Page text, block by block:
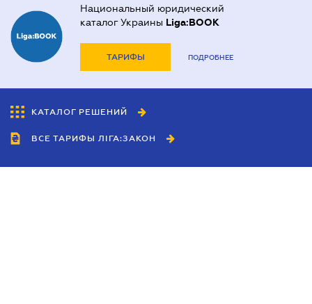
Национальный юридический
каталог Украины Liga:BOOK
ТАРИФЫ ПОДРОБНЕЕ
КАТАЛОГ РЕШЕНИЙ
ВСЕ ТАРИФЫ ЛІГА:ЗАКОН